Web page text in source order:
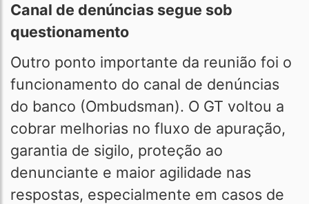
Canal de denúncias segue sob
questionamento
Outro ponto importante da reunião foi o
funcionamento do canal de denúncias
do banco (Ombudsman). O GT voltou a
cobrar melhorias no fluxo de apuração,
garantia de sigilo, proteção ao
denunciante e maior agilidade nas
respostas, especialmente em casos de